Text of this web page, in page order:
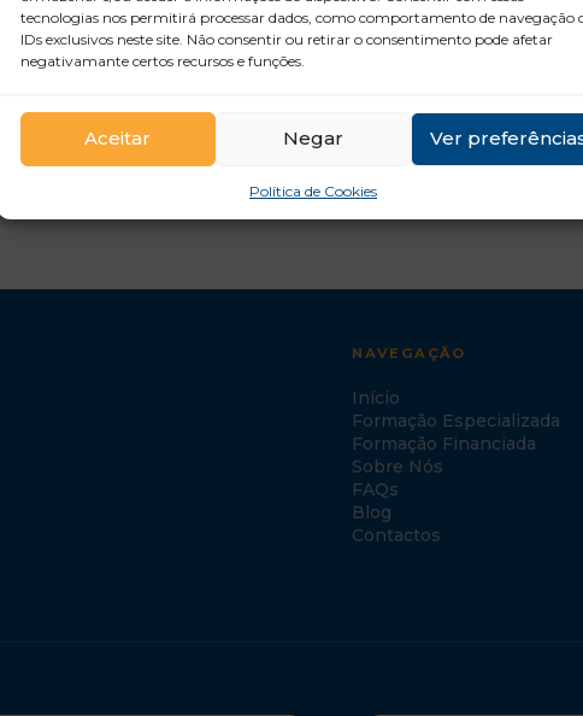
tecnologias nos permitirá processar dados, como comportamento de navegação
IDs exclusivos neste site. Não consentir ou retirar o consentimento pode afetar
negativamante certos recursos e funções.
Aceitar Negar Ver
Política de Cookies
NAVEGAÇÃO
Início
Formação Especializada
Formação Financiada
Sobre Nós
FAQs
Blog
Contactos